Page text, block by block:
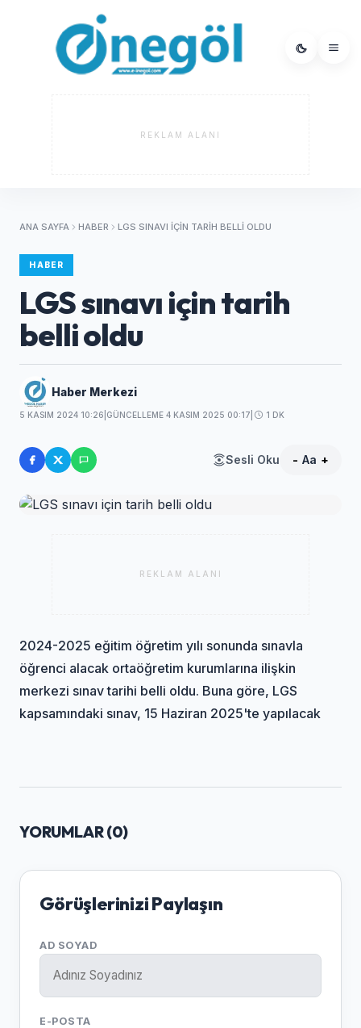
REKLAM ALANI
ANA SAYFA HABER LGS SINAVI IÇIN TARIH BELLI OLDU
HABER
LGS sınavı için tarih
belli oldu
Haber Merkezi
5 KASIM 2024 10:26 GÜNCELLEME 4 KASIM 2025 00:17 1 DK
Sesli Oku - Aa +
REKLAM ALANI
2024-2025 eğitim öğretim yılı sonunda sınavla
öğrenci alacak ortaöğretim kurumlarına ilişkin
merkezi sınav tarihi belli oldu. Buna göre, LGS
kapsamındaki sınav, 15 Haziran 2025'te yapılacak
YORUMLAR (0)
Görüşlerinizi Paylaşın
AD SOYAD
E-POSTA